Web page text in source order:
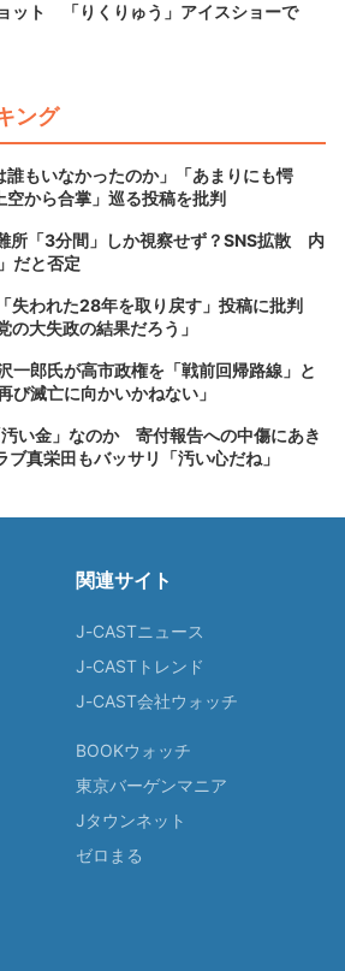
ット 「りくりゅう」アイスショーで
ング
誰もいなかったのか」「あまりにも愕
から合掌」巡る投稿を批判
所「3分間」しか視察せず？SNS拡散 内
だと否定
失われた28年を取り戻す」投稿に批判
の大失政の結果だろう」
一郎氏が高市政権を「戦前回帰路線」と
滅亡に向かいかねない」
い金」なのか 寄付報告への中傷にあき
真栄田もバッサリ「汚い心だね」
関連サイト
J-CASTニュース
J-CASTトレンド
J-CAST会社ウォッチ
BOOKウォッチ
東京バーゲンマニア
Jタウンネット
ゼロまる